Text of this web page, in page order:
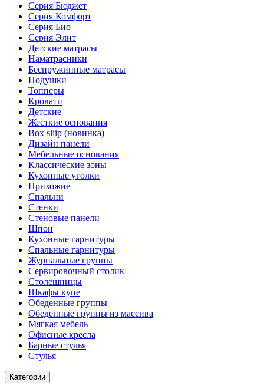
Серия Бюджет
Серия Комфорт
Серия Био
Серия Элит
Детские матрасы
Наматрасники
Беспружинные матрасы
Подушки
Топперы
Кровати
Детские
Жесткие основания
Box sliip (новинка)
Дизайн панели
Мебельные основания
Классические зоны
Кухонные уголки
Прихожие
Спальни
Стенки
Стеновые панели
Шпон
Кухонные гарнитуры
Спальные гарнитуры
Журнальные группы
Сервировочный столик
Столешницы
Шкафы купе
Обеденные группы
Обеденные группы из массива
Мягкая мебель
Офисные кресла
Барные стулья
Стулья
Категории